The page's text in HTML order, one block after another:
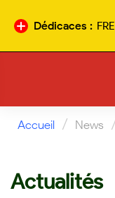
dédicace
Dédicaces :
Accueil / News
Actualités